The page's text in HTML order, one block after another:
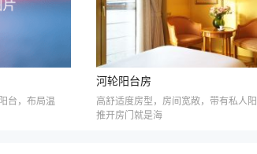
台，布局温
河轮阳台房
高舒适度房型，房间宽敞，带有私人阳
推开房门就是海